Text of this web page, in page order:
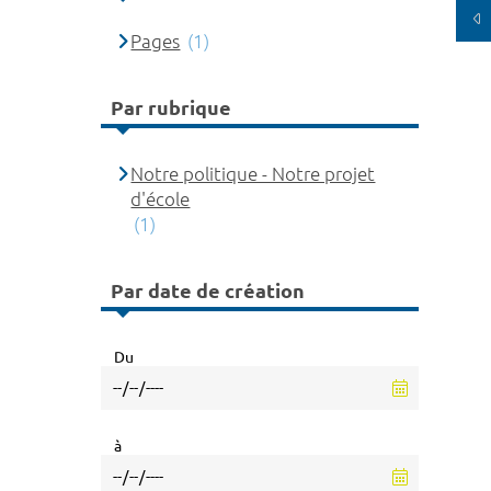
Pages (1)
Par rubrique
Notre politique - Notre projet
d'école
(1)
Par date de création
Du
à